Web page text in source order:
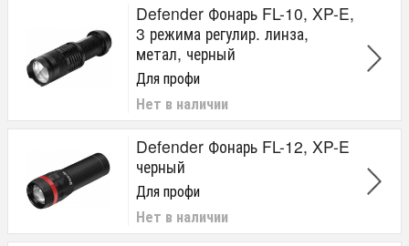
Defender Фонарь FL-10, XP-E,
3 режима регулир. линза,
метал, черный
Для профи
Нет в наличии
Defender Фонарь FL-12, XP-E
черный
Для профи
Нет в наличии